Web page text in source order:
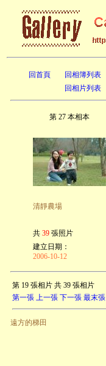
回首頁
回相簿列表
回相片列表
第 27 本相本
清靜農場
共 39 張照片
建立日期：
2006-10-12
第 19 張相片 共 39 張相片
第一張 上一張 下一張 最末張
遠方的梯田